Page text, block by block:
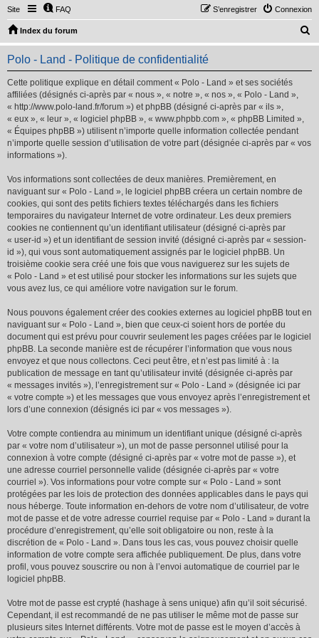
Site FAQ Connexion
S’enregistrer
Index du forum
e
Polo - Land - Politique de confidentialité
Cette politique explique en détail comment « Polo - Land » et ses sociétés
affiliées (désignés ci-après par « nous », « notre », « nos », « Polo - Land »,
« http://www.polo-land.fr/forum ») et phpBB (désigné ci-après par « ils »,
« eux », « leur », « logiciel phpBB », « www.phpbb.com », « phpBB Limited »,
« Équipes phpBB ») utilisent n’importe quelle information collectée pendant
n’importe quelle session d’utilisation de votre part (désignée ci-après par « vos
informations »).
Vos informations sont collectées de deux manières. Premièrement, en
naviguant sur « Polo - Land », le logiciel phpBB créera un certain nombre de
cookies, qui sont des petits fichiers textes téléchargés dans les fichiers
temporaires du navigateur Internet de votre ordinateur. Les deux premiers
cookies ne contiennent qu’un identifiant utilisateur (désigné ci-après par
« user-id ») et un identifiant de session invité (désigné ci-après par « session-
id »), qui vous sont automatiquement assignés par le logiciel phpBB. Un
troisième cookie sera créé une fois que vous naviguerez sur les sujets de
« Polo - Land » et est utilisé pour stocker les informations sur les sujets que
vous avez lus, ce qui améliore votre navigation sur le forum.
Nous pouvons également créer des cookies externes au logiciel phpBB tout en
naviguant sur « Polo - Land », bien que ceux-ci soient hors de portée du
document qui est prévu pour couvrir seulement les pages créées par le logiciel
phpBB. La seconde manière est de récupérer l’information que vous nous
envoyez et que nous collectons. Ceci peut être, et n’est pas limité à : la
publication de message en tant qu’utilisateur invité (désignée ci-après par
« messages invités »), l’enregistrement sur « Polo - Land » (désignée ici par
« votre compte ») et les messages que vous envoyez après l’enregistrement et
lors d’une connexion (désignés ici par « vos messages »).
Votre compte contiendra au minimum un identifiant unique (désigné ci-après
par « votre nom d’utilisateur »), un mot de passe personnel utilisé pour la
connexion à votre compte (désigné ci-après par « votre mot de passe »), et
une adresse courriel personnelle valide (désignée ci-après par « votre
courriel »). Vos informations pour votre compte sur « Polo - Land » sont
protégées par les lois de protection des données applicables dans le pays qui
nous héberge. Toute information en-dehors de votre nom d’utilisateur, de votre
mot de passe et de votre adresse courriel requise par « Polo - Land » durant la
procédure d’enregistrement, qu’elle soit obligatoire ou non, reste à la
discrétion de « Polo - Land ». Dans tous les cas, vous pouvez choisir quelle
information de votre compte sera affichée publiquement. De plus, dans votre
profil, vous pouvez souscrire ou non à l’envoi automatique de courriel par le
logiciel phpBB.
Votre mot de passe est crypté (hashage à sens unique) afin qu’il soit sécurisé.
Cependant, il est recommandé de ne pas utiliser le même mot de passe sur
plusieurs sites Internet différents. Votre mot de passe est le moyen d’accès à